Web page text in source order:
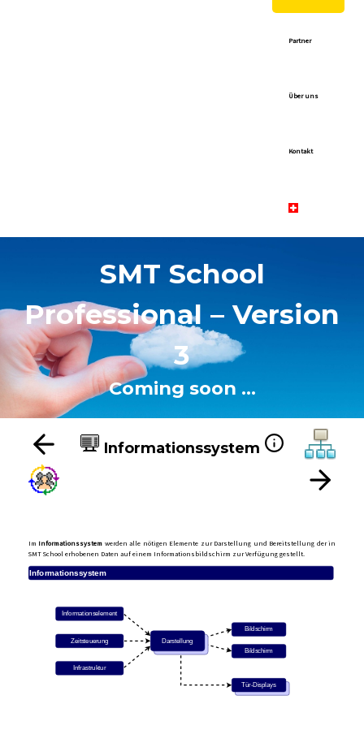
Partner
Über uns
Kontakt
SMT School
Professional – Version
3
Coming soon …
Informationssystem
Im Informationssystem werden alle nötigen Elemente zur Darstellung und Bereitstellung der in
SMT School erhobenen Daten auf einem Informationsbildschirm zur Verfügung gestellt.
Informationssystem
Darstellung
Informationselement
Zeitsteuerung
Tür-Displays
Infrastruktur
Bildschirm
Bildschirm